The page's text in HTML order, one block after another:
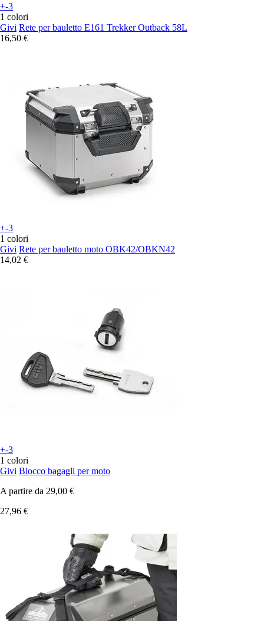
+-3
1 colori
Givi Rete per bauletto E161 Trekker Outback 58L
16,50 €
+-3
1 colori
Givi Rete per bauletto moto OBK42/OBKN42
14,02 €
+-3
1 colori
Givi Blocco bagagli per moto
A partire da 29,00 €
27,96 €